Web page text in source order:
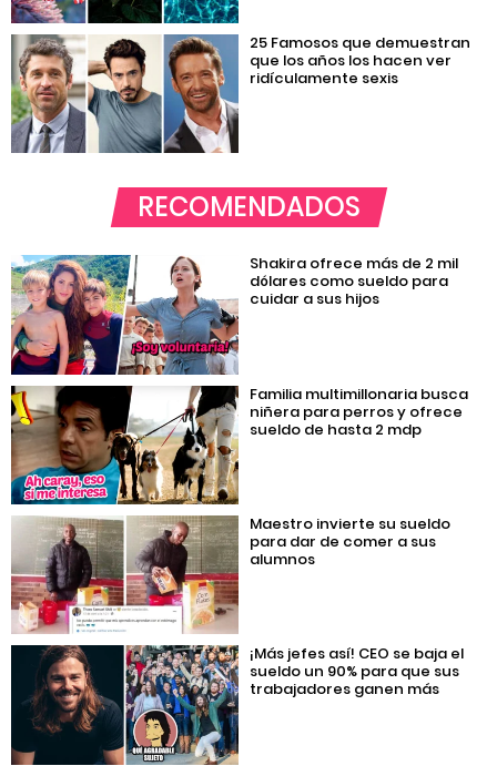
25 Famosos que demuestran
que los años los hacen ver
ridículamente sexis
RECOMENDADOS
Shakira ofrece más de 2 mil
dólares como sueldo para
cuidar a sus hijos
Familia multimillonaria busca
niñera para perros y ofrece
sueldo de hasta 2 mdp
Maestro invierte su sueldo
para dar de comer a sus
alumnos
¡Más jefes así! CEO se baja el
sueldo un 90% para que sus
trabajadores ganen más